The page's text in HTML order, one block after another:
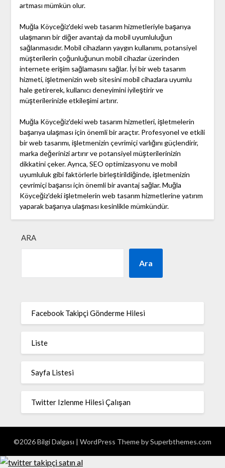
artması mümkün olur.
Muğla Köyceğiz'deki web tasarım hizmetleriyle başarıya
ulaşmanın bir diğer avantajı da mobil uyumluluğun
sağlanmasıdır. Mobil cihazların yaygın kullanımı, potansiyel
müşterilerin çoğunluğunun mobil cihazlar üzerinden
internete erişim sağlamasını sağlar. İyi bir web tasarım
hizmeti, işletmenizin web sitesini mobil cihazlara uyumlu
hale getirerek, kullanıcı deneyimini iyileştirir ve
müşterilerinizle etkileşimi artırır.
Muğla Köyceğiz'deki web tasarım hizmetleri, işletmelerin
başarıya ulaşması için önemli bir araçtır. Profesyonel ve etkili
bir web tasarımı, işletmenizin çevrimiçi varlığını güçlendirir,
marka değerinizi artırır ve potansiyel müşterilerinizin
dikkatini çeker. Ayrıca, SEO optimizasyonu ve mobil
uyumluluk gibi faktörlerle birleştirildiğinde, işletmenizin
çevrimiçi başarısı için önemli bir avantaj sağlar. Muğla
Köyceğiz'deki işletmelerin web tasarım hizmetlerine yatırım
yaparak başarıya ulaşması kesinlikle mümkündür.
ARA
Ara
Facebook Takipçi Gönderme Hilesi
Liste
Sayfa Listesi
Twitter Izlenme Hilesi Çalışan
©2026 Bilgi Dalgası | WordPress Theme bySuperbthemes.com